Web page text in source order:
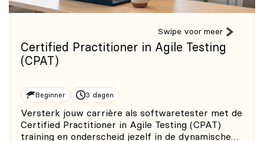
Swipe voor meer
Certified Practitioner in Agile Testing
(CPAT)
Beginner 3 dagen
Versterk jouw carrière als softwaretester met de
Certified Practitioner in Agile Testing (CPAT)
training en onderscheid jezelf in de dynamische